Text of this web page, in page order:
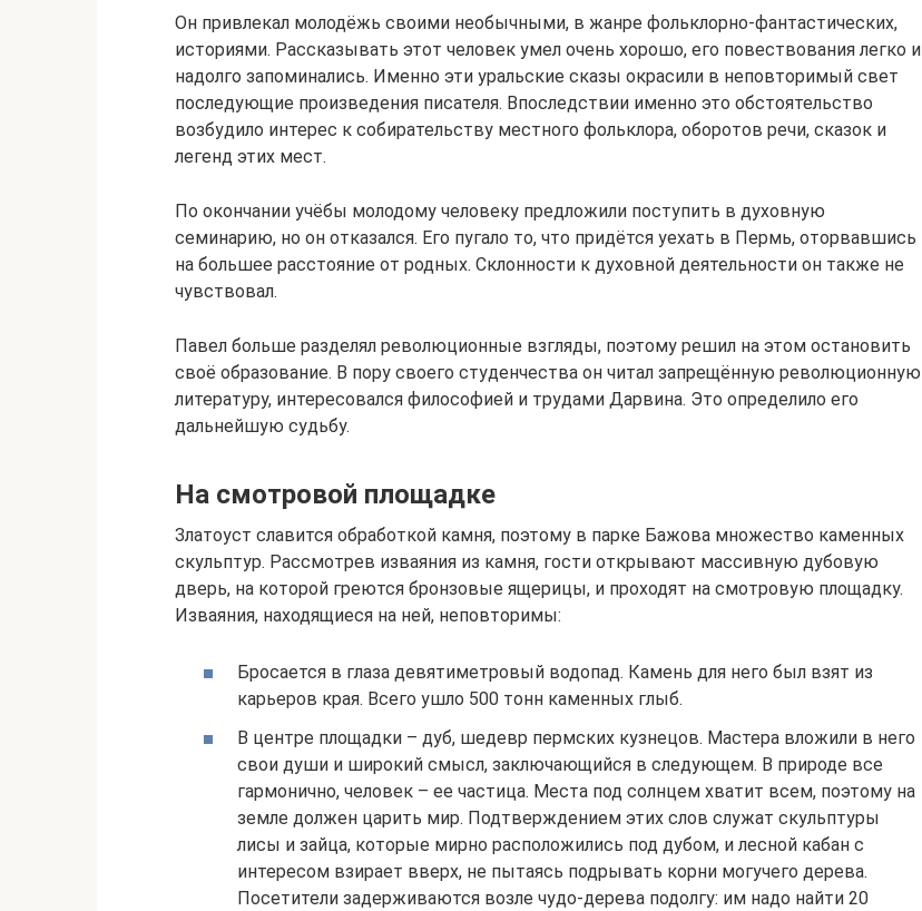
Он привлекал молодёжь своими необычными, в жанре фольклорно-фантастических,
историями. Рассказывать этот человек умел очень хорошо, его повествования легко и
надолго запоминались. Именно эти уральские сказы окрасили в неповторимый свет
последующие произведения писателя. Впоследствии именно это обстоятельство
возбудило интерес к собирательству местного фольклора, оборотов речи, сказок и
легенд этих мест.
По окончании учёбы молодому человеку предложили поступить в духовную
семинарию, но он отказался. Его пугало то, что придётся уехать в Пермь, оторвавшись
на большее расстояние от родных. Склонности к духовной деятельности он также не
чувствовал.
Павел больше разделял революционные взгляды, поэтому решил на этом остановить
своё образование. В пору своего студенчества он читал запрещённую революционную
литературу, интересовался философией и трудами Дарвина. Это определило его
дальнейшую судьбу.
На смотровой площадке
Златоуст славится обработкой камня, поэтому в парке Бажова множество каменных
скульптур. Рассмотрев изваяния из камня, гости открывают массивную дубовую
дверь, на которой греются бронзовые ящерицы, и проходят на смотровую площадку.
Изваяния, находящиеся на ней, неповторимы:
Бросается в глаза девятиметровый водопад. Камень для него был взят из
карьеров края. Всего ушло 500 тонн каменных глыб.
В центре площадки – дуб, шедевр пермских кузнецов. Мастера вложили в него
свои души и широкий смысл, заключающийся в следующем. В природе все
гармонично, человек – ее частица. Места под солнцем хватит всем, поэтому на
земле должен царить мир. Подтверждением этих слов служат скульптуры
лисы и зайца, которые мирно расположились под дубом, и лесной кабан с
интересом взирает вверх, не пытаясь подрывать корни могучего дерева.
Посетители задерживаются возле чудо-дерева подолгу: им надо найти 20